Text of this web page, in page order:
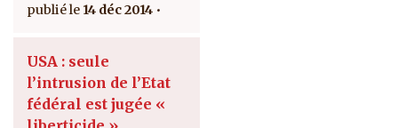
14 déc 2014
USA : seule
l’intrusion de l’Etat
fédéral est jugée «